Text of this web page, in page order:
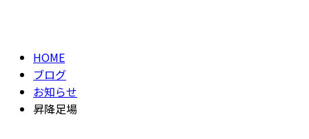
HOME
ブログ
お知らせ
昇降足場